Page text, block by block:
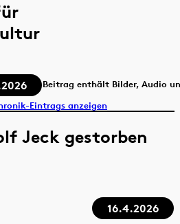
Beitrag enthält Bilder, Audio
Eintrags anzeigen
Jeck gestorben
16.4.2026